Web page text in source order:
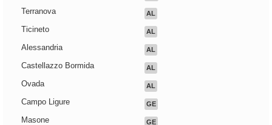
Terranova AL
Ticineto AL
Alessandria AL
Castellazzo Bormida AL
Ovada AL
Campo Ligure GE
Masone GE